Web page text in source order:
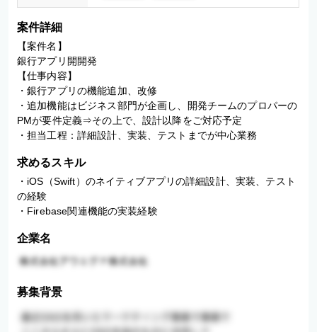
案件詳細
【案件名】
銀行アプリ開開発
【仕事内容】
・銀行アプリの機能追加、改修
・追加機能はビジネス部門が企画し、開発チームのプロパーの
PMが要件定義⇒その上で、設計以降をご対応予定
・担当工程：詳細設計、実装、テストまでが中心業務
求めるスキル
・iOS（Swift）のネイティブアプリの詳細設計、実装、テスト
の経験
・Firebase関連機能の実装経験
企業名
募集背景